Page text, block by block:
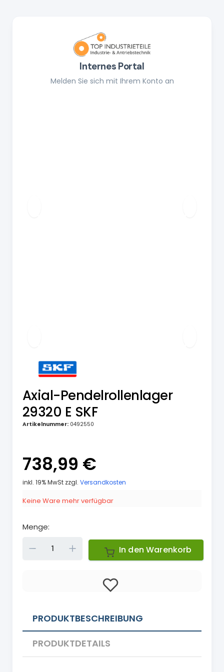
Internes Portal
Melden Sie sich mit Ihrem Konto an
Axial-Pendelrollenlager
29320 E SKF
Artikelnummer: 0492550
738,99 €
inkl. 19% MwSt zzgl. Versandkosten
Keine Ware mehr verfügbar
Menge:
Down In den Warenkorb
PRODUKTBESCHREIBUNG
PRODUKTDETAILS